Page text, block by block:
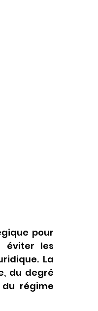
pour
éviter les
La
du degré
régime